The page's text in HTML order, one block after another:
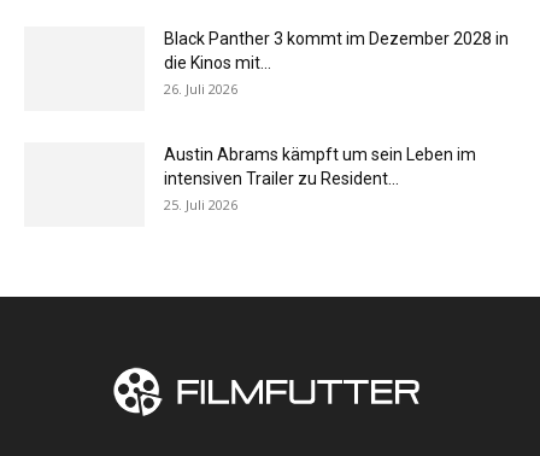
Black Panther 3 kommt im Dezember 2028 in
die Kinos mit...
26. Juli 2026
Austin Abrams kämpft um sein Leben im
intensiven Trailer zu Resident...
25. Juli 2026